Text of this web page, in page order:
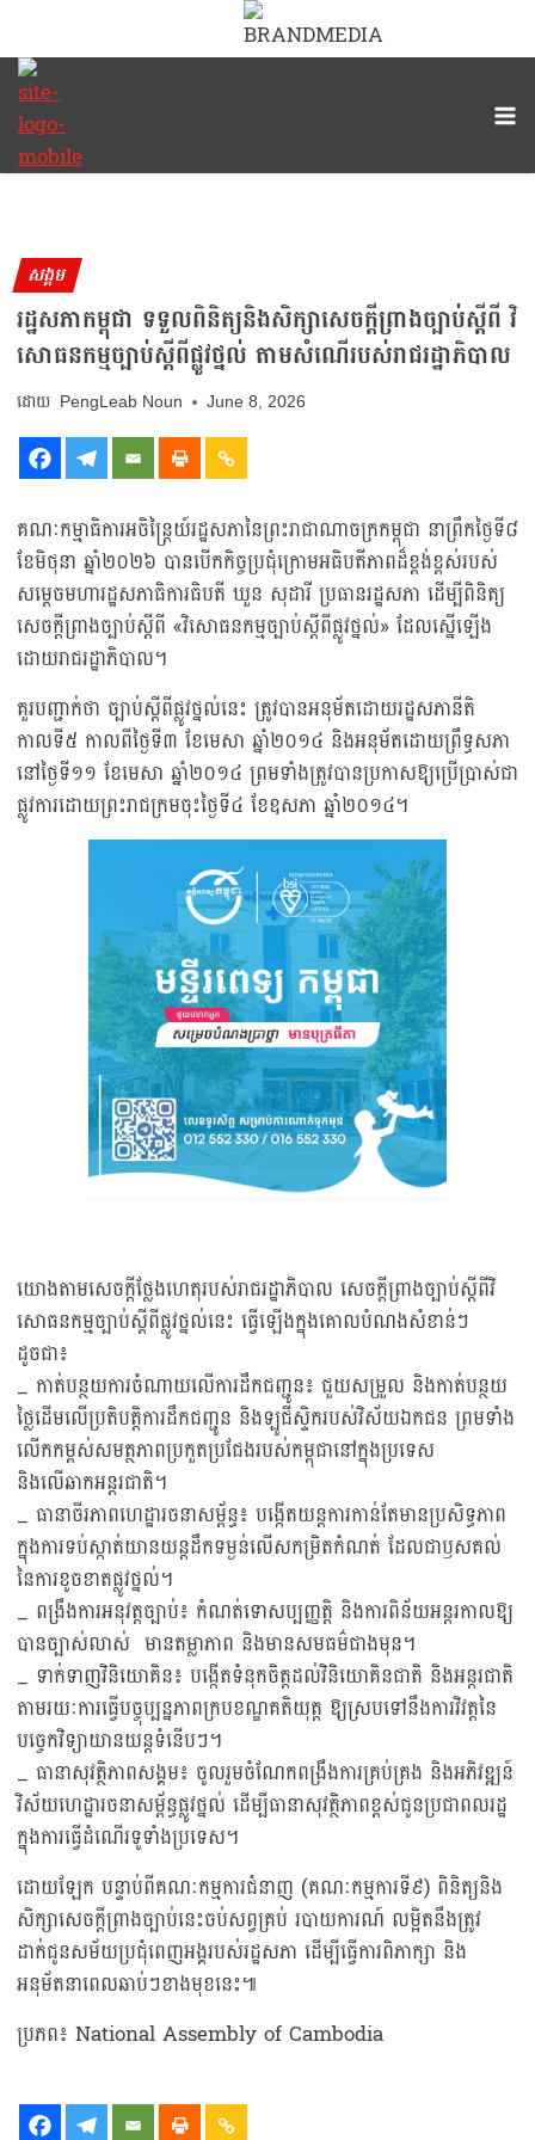
សង្គម
រដ្ឋសភាកម្ពុជា ទទួលពិនិត្យនិងសិក្សាសេចក្តីព្រាងច្បាប់ស្តីពី វិ
សោធនកម្មច្បាប់ស្តីពីផ្លូវថ្នល់ តាមសំណើរបស់រាជរដ្ឋាភិបាល
PengLeab Noun June 8, 2026
គណៈកម្មាធិការអចិន្ត្រៃយ៍រដ្ឋសភានៃព្រះរាជាណាចក្រកម្ពុជា នាព្រឹកថ្ងៃទី៨
ខែមិថុនា ឆ្នាំ២០២៦ បានបើកកិច្ចប្រជុំក្រោមអធិបតីភាពដ៏ខ្ពង់ខ្ពស់របស់
សម្តេចមហារដ្ឋសភាធិការធិបតី ឃួន សុដារី ប្រធានរដ្ឋសភា ដើម្បីពិនិត្យ
សេចក្តីព្រាងច្បាប់ស្តីពី «វិសោធនកម្មច្បាប់ស្តីពីផ្លូវថ្នល់» ដែលស្នើឡើង
ដោយរាជរដ្ឋាភិបាល។
គួរបញ្ជាក់ថា ច្បាប់ស្តីពីផ្លូវថ្នល់នេះ ត្រូវបានអនុម័តដោយរដ្ឋសភានីតិ
កាលទី៥ កាលពីថ្ងៃទី៣ ខែមេសា ឆ្នាំ២០១៤ និងអនុម័តដោយព្រឹទ្ធសភា
នៅថ្ងៃទី១១ ខែមេសា ឆ្នាំ២០១៤ ព្រមទាំងត្រូវបានប្រកាសឱ្យប្រើប្រាស់ជា
ផ្លូវការដោយព្រះរាជក្រមចុះថ្ងៃទី៤ ខែឧសភា ឆ្នាំ២០១៤។
យោងតាមសេចក្តីថ្លែងហេតុរបស់រាជរដ្ឋាភិបាល សេចក្តីព្រាងច្បាប់ស្តីពីវិ
សោធនកម្មច្បាប់ស្តីពីផ្លូវថ្នល់នេះ ធ្វើឡើងក្នុងគោលបំណងសំខាន់ៗ
ដូចជា៖
_ កាត់បន្ថយការចំណាយលើការដឹកជញ្ជូន៖ ជួយសម្រួល និងកាត់បន្ថយ
ថ្លៃដើមលើប្រតិបត្តិការដឹកជញ្ជូន និងឡូជីស្ទិករបស់វិស័យឯកជន ព្រមទាំង
លើកកម្ពស់សមត្ថភាពប្រកួតប្រជែងរបស់កម្ពុជានៅក្នុងប្រទេស
និងលើឆាកអន្តរជាតិ។
_ ធានាចីរភាពហេដ្ឋារចនាសម្ព័ន្ធ៖ បង្កើតយន្តការកាន់តែមានប្រសិទ្ធភាព
ក្នុងការទប់ស្កាត់យានយន្តដឹកទម្ងន់លើសកម្រិតកំណត់ ដែលជាឫសគល់
នៃការខូចខាតផ្លូវថ្នល់។
_ ពង្រឹងការអនុវត្តច្បាប់៖ កំណត់ទោសប្បញ្ញត្តិ និងការពិន័យអន្តរកាលឱ្យ
បានច្បាស់លាស់ មានតម្លាភាព និងមានសមធម៌ជាងមុន។
_ ទាក់ទាញវិនិយោគិន៖ បង្កើតទំនុកចិត្តដល់វិនិយោគិនជាតិ និងអន្តរជាតិ
តាមរយៈការធ្វើបច្ចុប្បន្នភាពក្របខណ្ឌគតិយុត្ត ឱ្យស្របទៅនឹងការវិវត្តនៃ
បច្ចេកវិទ្យាយានយន្តទំនើបៗ។
_ ធានាសុវត្ថិភាពសង្គម៖ ចូលរួមចំណែកពង្រឹងការគ្រប់គ្រង និងអភិវឌ្ឍន៍
វិស័យហេដ្ឋារចនាសម្ព័ន្ធផ្លូវថ្នល់ ដើម្បីធានាសុវត្ថិភាពខ្ពស់ជូនប្រជាពលរដ្ឋ
ក្នុងការធ្វើដំណើរទូទាំងប្រទេស។
ដោយឡែក បន្ទាប់ពីគណៈកម្មការជំនាញ (គណៈកម្មការទី៩) ពិនិត្យនិង
សិក្សាសេចក្តីព្រាងច្បាប់នេះចប់សព្វគ្រប់ របាយការណ៍ លម្អិតនឹងត្រូវ
ដាក់ជូនសម័យប្រជុំពេញអង្គរបស់រដ្ឋសភា ដើម្បីធ្វើការពិភាក្សា និង
អនុម័តនាពេលឆាប់ៗខាងមុខនេះ៕
ប្រភព៖ National Assembly of Cambodia